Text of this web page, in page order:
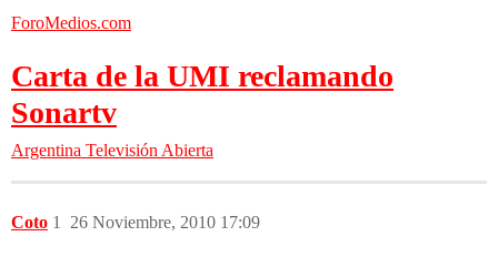
ForoMedios.com
Carta de la UMI reclamando
Sonartv
Argentina Televisión Abierta
Coto 26 Noviembre, 2010 17:09
1